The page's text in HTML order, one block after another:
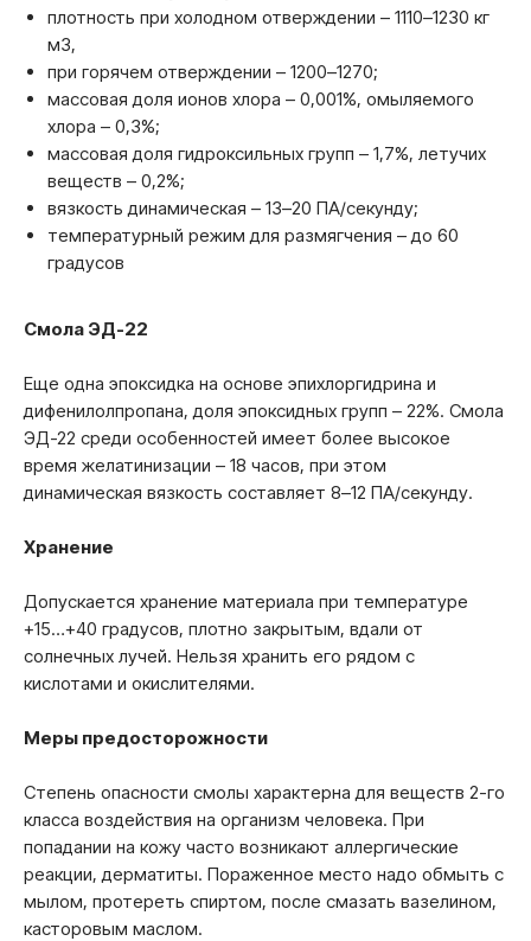
плотность при холодном отверждении – 1110–1230 кг
м3,
при горячем отверждении – 1200–1270;
массовая доля ионов хлора – 0,001%, омыляемого
хлора – 0,3%;
массовая доля гидроксильных групп – 1,7%, летучих
веществ – 0,2%;
вязкость динамическая – 13–20 ПА/секунду;
температурный режим для размягчения – до 60
градусов
Смола ЭД-22
Еще одна эпоксидка на основе эпихлоргидрина и
дифенилолпропана, доля эпоксидных групп – 22%. Смола
ЭД-22 среди особенностей имеет более высокое
время желатинизации – 18 часов, при этом
динамическая вязкость составляет 8–12 ПА/секунду.
Хранение
Допускается хранение материала при температуре
+15…+40 градусов, плотно закрытым, вдали от
солнечных лучей. Нельзя хранить его рядом с
кислотами и окислителями.
Меры предосторожности
Степень опасности смолы характерна для веществ 2-го
класса воздействия на организм человека. При
попадании на кожу часто возникают аллергические
реакции, дерматиты. Пораженное место надо обмыть с
мылом, протереть спиртом, после смазать вазелином,
касторовым маслом.